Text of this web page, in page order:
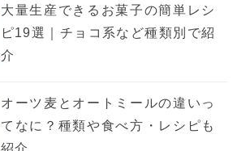
大量生産できるお菓子の簡単レシ
ピ19選｜チョコ系など種類別で紹
介
オーツ麦とオートミールの違いっ
てなに？種類や食べ方・レシピも